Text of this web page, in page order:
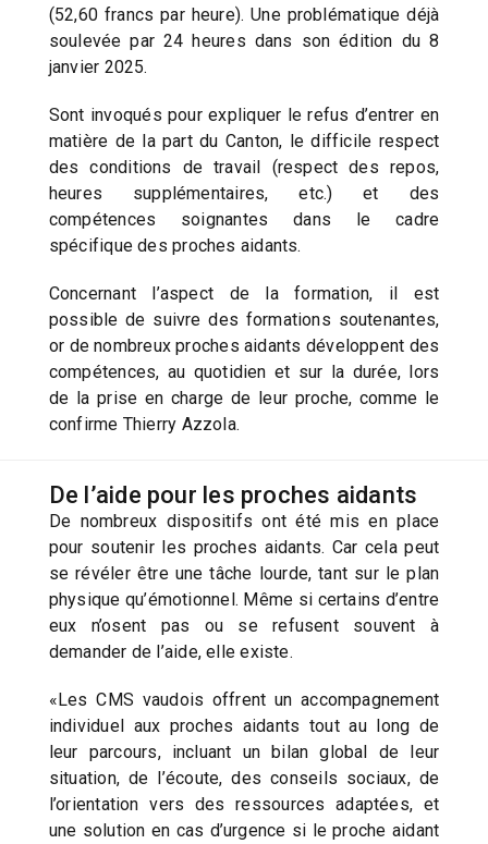
(52,60 francs par heure). Une problématique déjà
soulevée par 24 heures dans son édition du 8
janvier 2025.
Sont invoqués pour expliquer le refus d’entrer en
matière de la part du Canton, le difficile respect
des conditions de travail (respect des repos,
heures supplémentaires, etc.) et des
compétences soignantes dans le cadre
spécifique des proches aidants.
Concernant l’aspect de la formation, il est
possible de suivre des formations soutenantes,
or de nombreux proches aidants développent des
compétences, au quotidien et sur la durée, lors
de la prise en charge de leur proche, comme le
confirme Thierry Azzola.
De l’aide pour les proches aidants
De nombreux dispositifs ont été mis en place
pour soutenir les proches aidants. Car cela peut
se révéler être une tâche lourde, tant sur le plan
physique qu’émotionnel. Même si certains d’entre
eux n’osent pas ou se refusent souvent à
demander de l’aide, elle existe.
«Les CMS vaudois offrent un accompagnement
individuel aux proches aidants tout au long de
leur parcours, incluant un bilan global de leur
situation, de l’écoute, des conseils sociaux, de
l’orientation vers des ressources adaptées, et
une solution en cas d’urgence si le proche aidant